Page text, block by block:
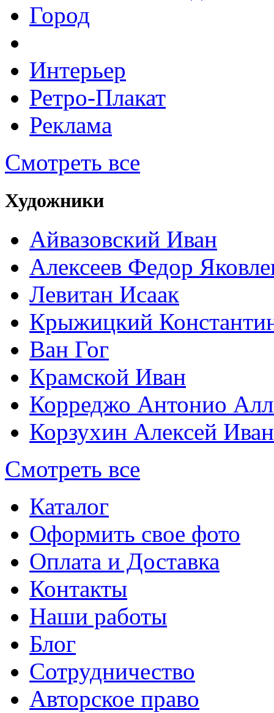
Город
Интерьер
Ретро-Плакат
Реклама
Смотреть все
Художники
Айвазовский Иван
Алексеев Федор
Левитан Исаак
Крыжицкий
Ван Гог
Крамской Иван
Корреджо Антонио
Корзухин Алексей
Смотреть все
Каталог
Оформить свое фото
Оплата и Доставка
Контакты
Наши работы
Блог
Сотрудничество
Авторское право